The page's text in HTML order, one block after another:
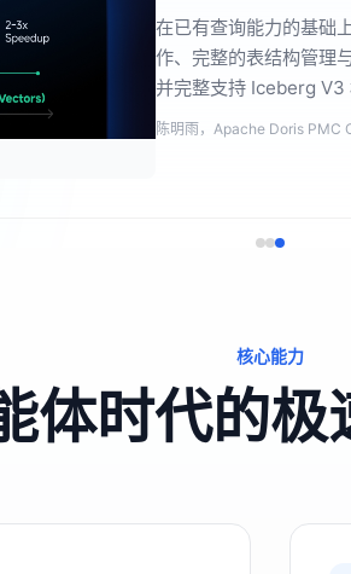
我们基于开源分析型数
高并发测试。结果表明
组合查询提速 10 倍。
杨勇强，飞轮科技技术副总裁
核心能力
体时代的极